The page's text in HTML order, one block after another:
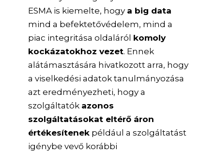
ESMA is kiemelte, hogy a big data
mind a befektetővédelem, mind a
piac integritása oldaláról komoly
kockázatokhoz vezet. Ennek
alátámasztására hivatkozott arra, hogy
a viselkedési adatok tanulmányozása
azt eredményezheti, hogy a
szolgáltatók azonos
szolgáltatásokat eltérő áron
értékesítenekpéldául a szolgáltatást
igénybe vevő korábbi